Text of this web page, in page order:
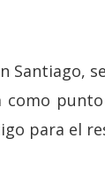
Santiago,
como
para el